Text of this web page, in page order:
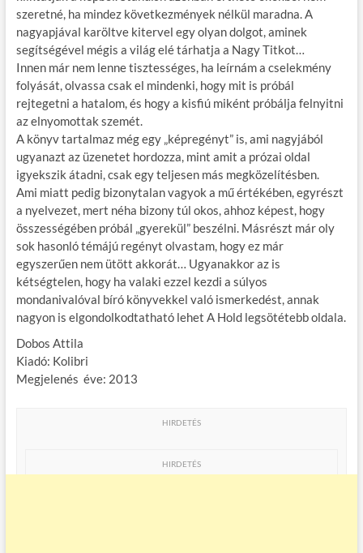
szeretné, ha mindez következmények nélkül maradna. A
nagyapjával karöltve kitervel egy olyan dolgot, aminek
segítségével mégis a világ elé tárhatja a Nagy Titkot…
Innen már nem lenne tisztességes, ha leírnám a cselekmény
folyását, olvassa csak el mindenki, hogy mit is próbál
rejtegetni a hatalom, és hogy a kisfiú miként próbálja felnyitni
az elnyomottak szemét.
A könyv tartalmaz még egy „képregényt” is, ami nagyjából
ugyanazt az üzenetet hordozza, mint amit a prózai oldal
igyekszik átadni, csak egy teljesen más megközelítésben.
Ami miatt pedig bizonytalan vagyok a mű értékében, egyrészt
a nyelvezet, mert néha bizony túl okos, ahhoz képest, hogy
összességében próbál „gyerekül” beszélni. Másrészt már oly
sok hasonló témájú regényt olvastam, hogy ez már
egyszerűen nem ütött akkorát… Ugyanakkor az is
kétségtelen, hogy ha valaki ezzel kezdi a súlyos
mondanivalóval bíró könyvekkel való ismerkedést, annak
nagyon is elgondolkodtatható lehet A Hold legsötétebb oldala.
Dobos Attila
Kiadó: Kolibri
Megjelenés éve: 2013
HIRDETÉS
HIRDETÉS